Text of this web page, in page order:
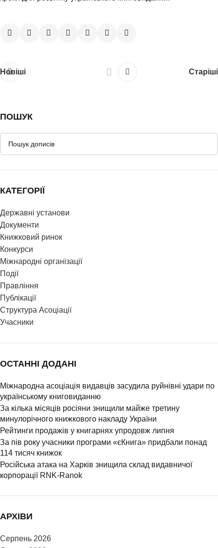
Новіші Старіші
ПОШУК
КАТЕГОРІЇ
Державні установи
Документи
Книжковий ринок
Конкурси
Міжнародні організації
Події
Правління
Публікації
Структура Асоціації
Учасники
ОСТАННІ ДОДАНІ
Міжнародна асоціація видавців засудила руйнівні удари по
українському книговиданню
За кілька місяців росіяни знищили майже третину
минулорічного книжкового накладу України
Рейтинги продажів у книгарнях упродовж липня
За пів року учасники програми «єКнига» придбали понад
114 тисяч книжок
Російська атака на Харків знищила склад видавничої
корпорації RNK-Ranok
АРХІВИ
Серпень 2026